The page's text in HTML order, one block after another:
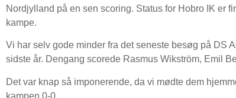
Nordjylland på en sen scoring. Status for Hobro IK er
kampe.
Vi har selv gode minder fra det seneste besøg på DS
sidste år. Dengang scorede Rasmus Wikström, Emil
Det var knap så imponerende, da vi mødte dem
kampen 0-0.